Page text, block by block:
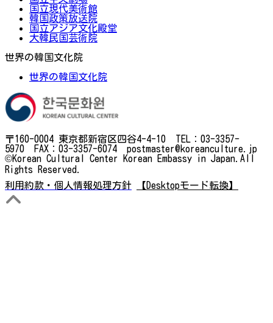
国立現代美術館
韓国政策放送院
国立アジア文化殿堂
大韓民国芸術院
世界の韓国文化院
世界の韓国文化院
〒160-0004 東京都新宿区四谷4-4-10 TEL：03-3357-
5970 FAX：03-3357-6074 postmaster@koreanculture.jp
©Korean Cultural Center Korean Embassy in Japan.All
Rights Reserved.
利用約款・個人情報処理方針
【Desktopモード転換】